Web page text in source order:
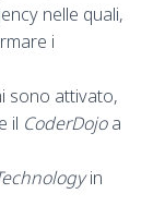
nelle quali,
i
sono attivato,
il CoderDojoa
in